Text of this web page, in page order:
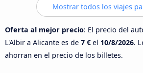
Mostrar todos los viajes
Oferta al mejor precio: El precio del
L'Albir a Alicante es de 7 € el 10/8/2026.
ahorran en el precio de los billetes.